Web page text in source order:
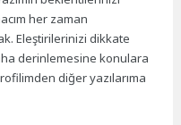
her zaman
Eleştirilerinizi dikkate
derinlemesine konulara
diğer yazılarıma